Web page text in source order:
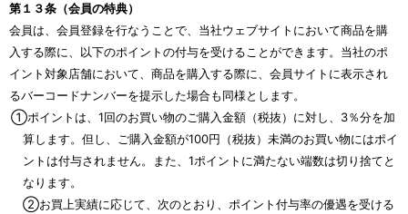
第１３条（会員の特典）
会員は、会員登録を行なうことで、当社ウェブサイトにおいて商品を購
入する際に、以下のポイントの付与を受けることができます。当社のポ
イント対象店舗において、商品を購入する際に、会員サイトに表示され
るバーコードナンバーを提示した場合も同様とします。
①ポイントは、1回のお買い物のご購入金額（税抜）に対し、3％分を加
算します。但し、ご購入金額が100円（税抜）未満のお買い物にはポイ
ントは付与されません。また、1ポイントに満たない端数は切り捨てと
なります。
②お買上実績に応じて、次のとおり、ポイント付与率の優遇を受ける